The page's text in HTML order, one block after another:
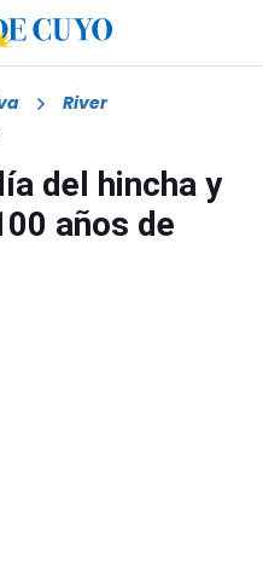
River
del hincha y
años de